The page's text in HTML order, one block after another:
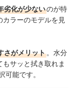
劣化が少ないのが特
ラーのモデルを見
さがメリット 。水分
サッと拭き取れま
可能です。